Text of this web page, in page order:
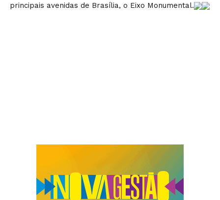
principais avenidas de Brasília, o Eixo Monumental.